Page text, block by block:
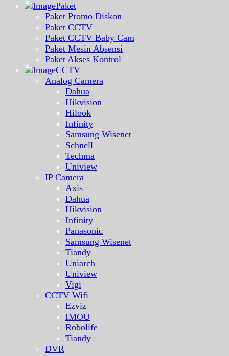
Paket
Paket Promo Diskon
Paket CCTV
Paket CCTV Baby Cam
Paket Mesin Absensi
Paket Akses Kontrol
CCTV
Analog Camera
Dahua
Hikvision
Hilook
Infinity
Samsung Wisenet
Schnell
Techma
Uniview
IP Camera
Axis
Dahua
Hikvision
Infinity
Panasonic
Samsung Wisenet
Tiandy
Uniarch
Uniview
Vigi
CCTV Wifi
Ezviz
IMOU
Robolife
Tiandy
DVR